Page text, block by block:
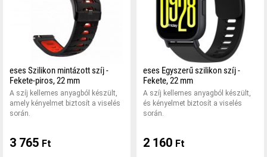
eses Szilikon mintázott szíj -
Fekete-piros, 22 mm
A szíj kellemes anyagból készült,
amely kényelmet biztosít a viselés
során.
3 765 Ft
eses Egyszerű szilikon szíj -
Fekete, 22 mm
A szíj kellemes anyagból készült,
és kényelmet biztosít a viselés
során.
2 160 Ft